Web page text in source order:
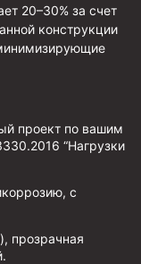
манифольдов
20–30% за счет
конструкции
проект по вашим
“Нагрузки
с
прозрачная